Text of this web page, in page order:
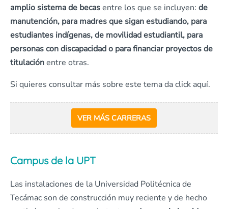
amplio sistema de becasentre los que se incluyen: de
manutención, para madres que sigan estudiando, para
estudiantes indígenas, de movilidad estudiantil, para
personas con discapacidad o para financiar proyectos de
titulaciónentre otras.
Si quieres consultar más sobre este tema da click aquí.
VER MÁS CARRERAS
Campus de la UPT
Las instalaciones de la Universidad Politécnica de
Tecámac son de construcción muy reciente y de hecho